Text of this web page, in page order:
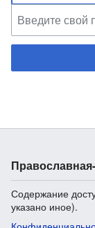
Содержание
указано иное).